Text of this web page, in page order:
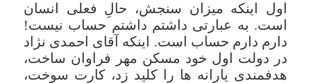
اول اینکه میزان سنجش، حالِ فعلی انسان
است. به عبارتی داشتم داشتم حساب نیست!
دارم دارم حساب است. اینکه آقای احمدی نژاد
در دولت اول خود مسکن مهر فراوان ساخت،
هدفمندی یارانه ها را کلید زد، کارت سوخت،